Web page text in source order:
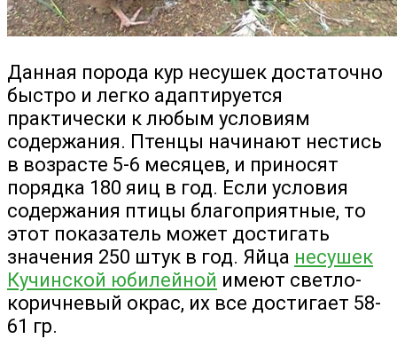
Данная порода кур несушек достаточно
быстро и легко адаптируется
практически к любым условиям
содержания. Птенцы начинают нестись
в возрасте 5-6 месяцев, и приносят
порядка 180 яиц в год. Если условия
содержания птицы благоприятные, то
этот показатель может достигать
значения 250 штук в год. Яйца несушек
Кучинской юбилейной имеют светло-
коричневый окрас, их все достигает 58-
61 гр.